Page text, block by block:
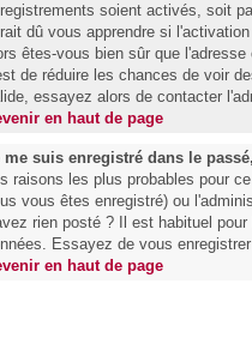
soient activés, soit
dû vous apprendre si
êtes-vous bien sûr que
de réduire les chances de voir
essayez alors de contacter
en haut de page
me suis enregistré dans le
raisons les plus probables pour
vous êtes enregistré) ou
rien posté ? Il est habituel
Essayez de vous
en haut de page